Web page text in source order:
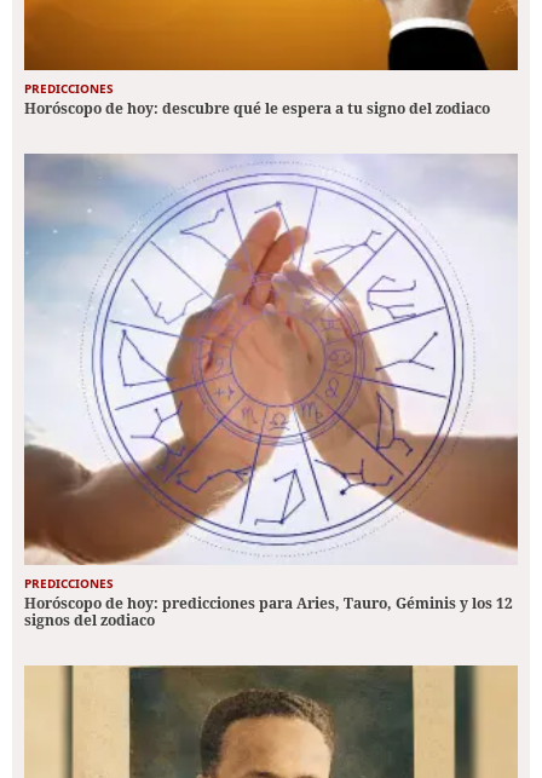
PREDICCIONES
Horóscopo de hoy: descubre qué le espera a tu signo del zodiaco
PREDICCIONES
Horóscopo de hoy: predicciones para Aries, Tauro, Géminis y los 12
signos del zodiaco